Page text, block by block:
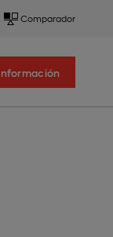
Comparador